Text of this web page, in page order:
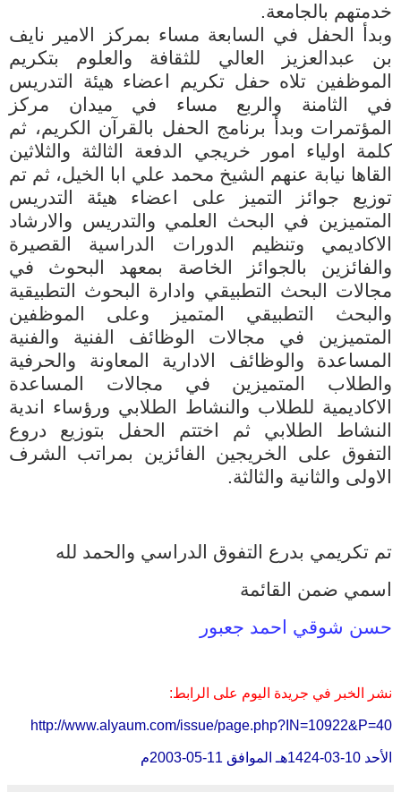
خدمتهم بالجامعة.
وبدأ الحفل في السابعة مساء بمركز الامير نايف
بن عبدالعزيز العالي للثقافة والعلوم بتكريم
الموظفين تلاه حفل تكريم اعضاء هيئة التدريس
في الثامنة والربع مساء في ميدان مركز
المؤتمرات وبدأ برنامج الحفل بالقرآن الكريم، ثم
كلمة اولياء امور خريجي الدفعة الثالثة والثلاثين
القاها نيابة عنهم الشيخ محمد علي ابا الخيل، ثم تم
توزيع جوائز التميز على اعضاء هيئة التدريس
المتميزين في البحث العلمي والتدريس والارشاد
الاكاديمي وتنظيم الدورات الدراسية القصيرة
والفائزين بالجوائز الخاصة بمعهد البحوث في
مجالات البحث التطبيقي وادارة البحوث التطبيقية
والبحث التطبيقي المتميز وعلى الموظفين
المتميزين في مجالات الوظائف الفنية والفنية
المساعدة والوظائف الادارية المعاونة والحرفية
والطلاب المتميزين في مجالات المساعدة
الاكاديمية للطلاب والنشاط الطلابي ورؤساء اندية
النشاط الطلابي ثم اختتم الحفل بتوزيع دروع
التفوق على الخريجين الفائزين بمراتب الشرف
الاولى والثانية والثالثة.
تم تكريمي بدرع التفوق الدراسي والحمد لله
اسمي ضمن القائمة
حسن شوقي احمد جعبور
نشر الخبر في جريدة اليوم على الرابط:
http://www.alyaum.com/issue/page.php?IN=10922&P=40
الأحد 1424-03-10هـ الموافق 2003-05-11م